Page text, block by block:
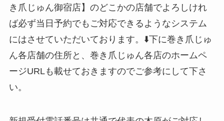
き爪じゅん御宿店】のどこかの店舗でよろしけれ
ば必ず当日予約でもご対応できるようなシステム
にはさせていただいております。⬇️下に巻き爪じゅ
ん各店舗の住所と、巻き爪じゅん各店のホームペ
ージURLも載せておきますのでご参考にして下さ
い。